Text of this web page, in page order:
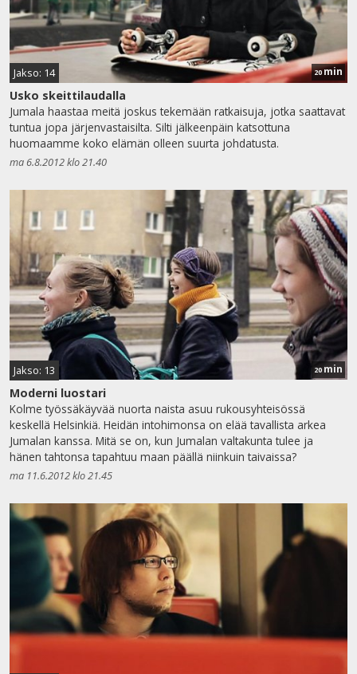
Jakso: 14 20min
Usko skeittilaudalla
Jumala haastaa meitä joskus tekemään ratkaisuja, jotka saattavat
tuntua jopa järjenvastaisilta. Silti jälkeenpäin katsottuna
huomaamme koko elämän olleen suurta johdatusta.
ma 6.8.2012 klo 21.40
Jakso: 13 20min
Moderni luostari
Kolme työssäkäyvää nuorta naista asuu rukousyhteisössä
keskellä Helsinkiä. Heidän intohimonsa on elää tavallista arkea
Jumalan kanssa. Mitä se on, kun Jumalan valtakunta tulee ja
hänen tahtonsa tapahtuu maan päällä niinkuin taivaissa?
ma 11.6.2012 klo 21.45